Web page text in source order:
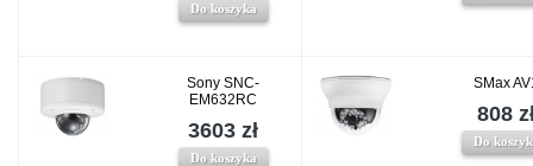
Do koszyka
Sony SNC-
EM632RC
3603 zł
Do koszyka
SMax
808
Do